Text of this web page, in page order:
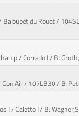
du Rouet /
/ Corrado I / B:
Air / 107LB30 / B:
I / Caletto I / B: